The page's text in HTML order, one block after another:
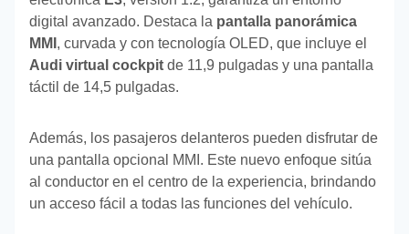
digital avanzado. Destaca la pantalla panorámica
MMI , curvada y con tecnología OLED, que incluye el
Audi virtual cockpit de 11,9 pulgadas y una pantalla
táctil de 14,5 pulgadas.
Además, los pasajeros delanteros pueden disfrutar de
una pantalla opcional MMI. Este nuevo enfoque sitúa
al conductor en el centro de la experiencia, brindando
un acceso fácil a todas las funciones del vehículo.